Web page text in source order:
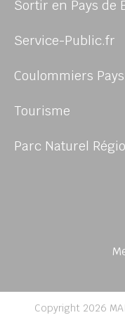
Sortir en Pays de
Service-Public.fr
Coulommiers
Tourisme
Parc Naturel
Copyright 2026